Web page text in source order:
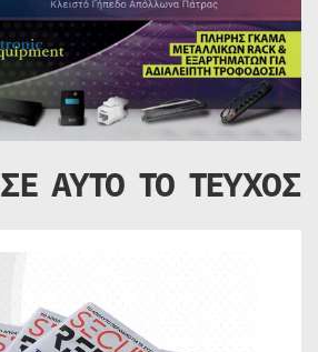
ΣΕ ΑΥΤΟ ΤΟ ΤΕΥΧΟΣ